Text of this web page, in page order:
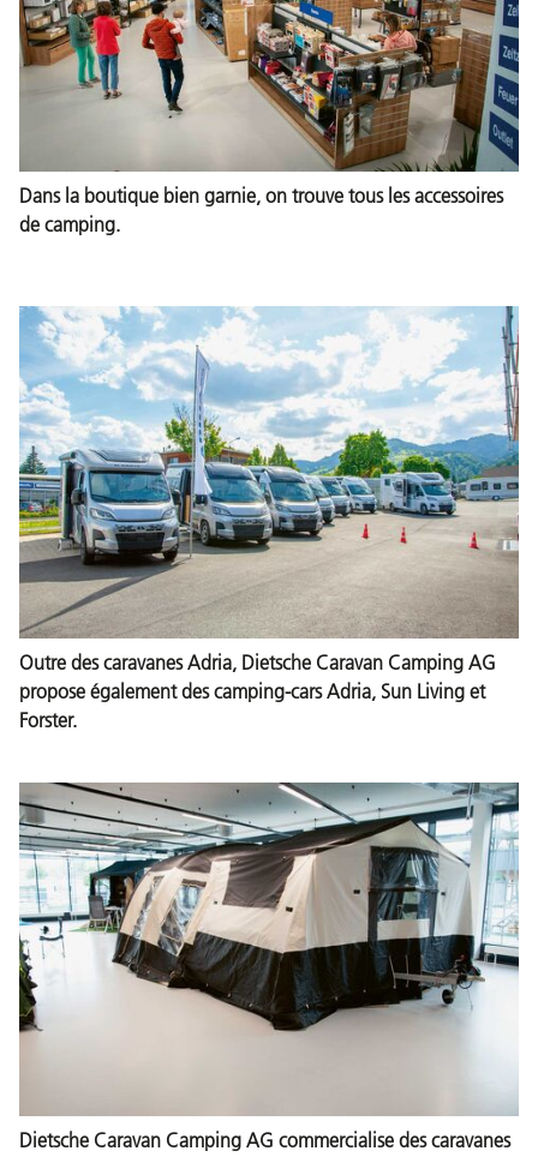
Dans la boutique bien garnie, on trouve tous les accessoires
de camping.
Outre des caravanes Adria, Dietsche Caravan Camping AG
propose également des camping-cars Adria, Sun Living et
Forster.
Dietsche Caravan Camping AG commercialise des caravanes